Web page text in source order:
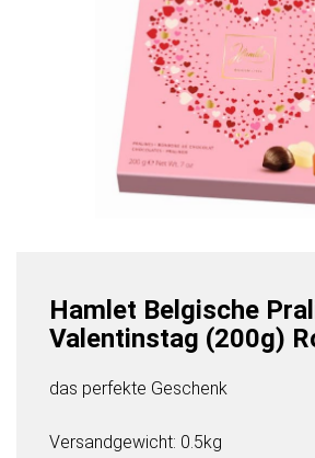
Hamlet Belgische
Valentinstag (200g)
das perfekte Geschenk
Versandgewicht: 0.5kg